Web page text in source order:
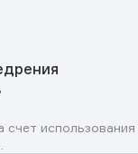
использования